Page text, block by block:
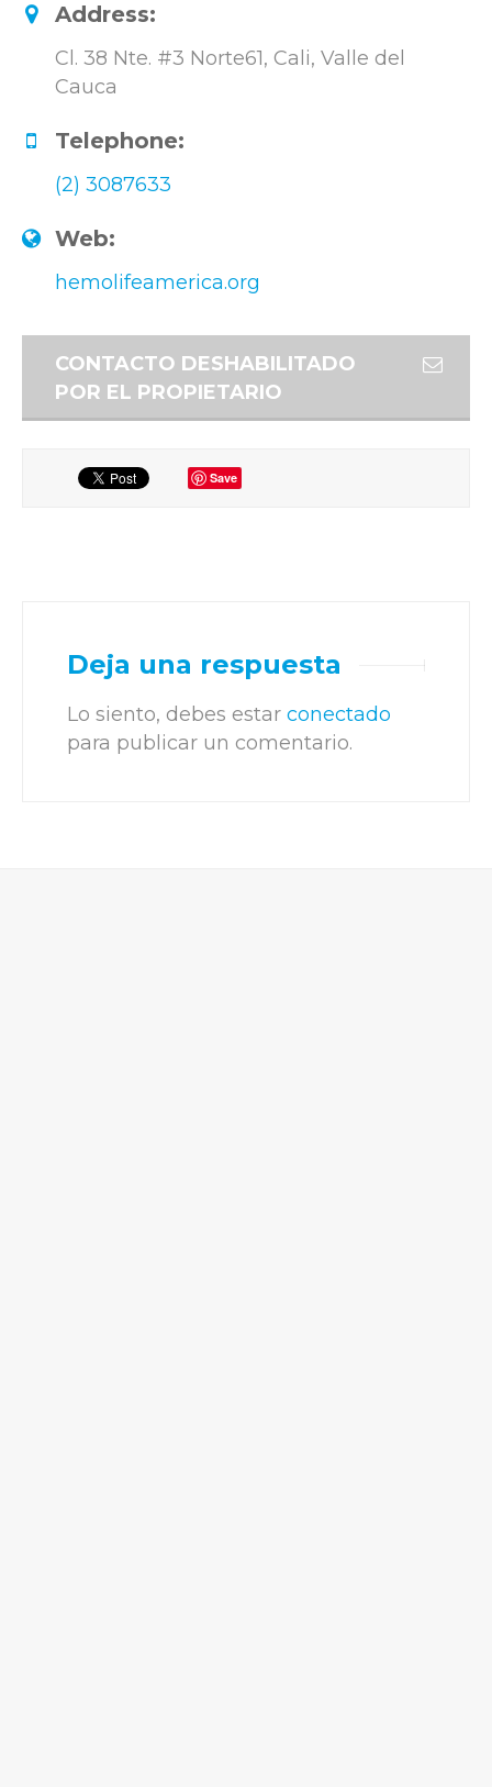
Address:
Cl. 38 Nte. #3 Norte61, Cali, Valle del
Cauca
Telephone:
(2) 3087633
Web:
hemolifeamerica.org
CONTACTO DESHABILITADO
POR EL PROPIETARIO
Save
Deja una respuesta
Lo siento, debes estar conectado
para publicar un comentario.